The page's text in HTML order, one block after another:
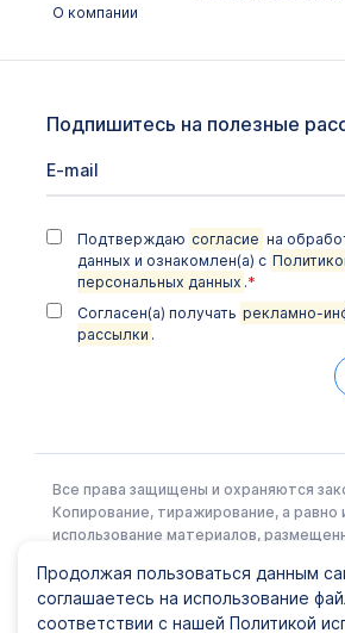
О компании
Подпишитесь на полезные
Подтверждаю согласие на
данных и ознакомлен(а) с
персональных данных .*
Согласен(а) получать рекламно-
рассылки .
Все права защищены и охраняются
Копирование, тиражирование, а равно
использование материалов,
Правообладателя.
Продолжая пользоваться данным
соглашаетесь на использование
соответствии с нашей Политикой